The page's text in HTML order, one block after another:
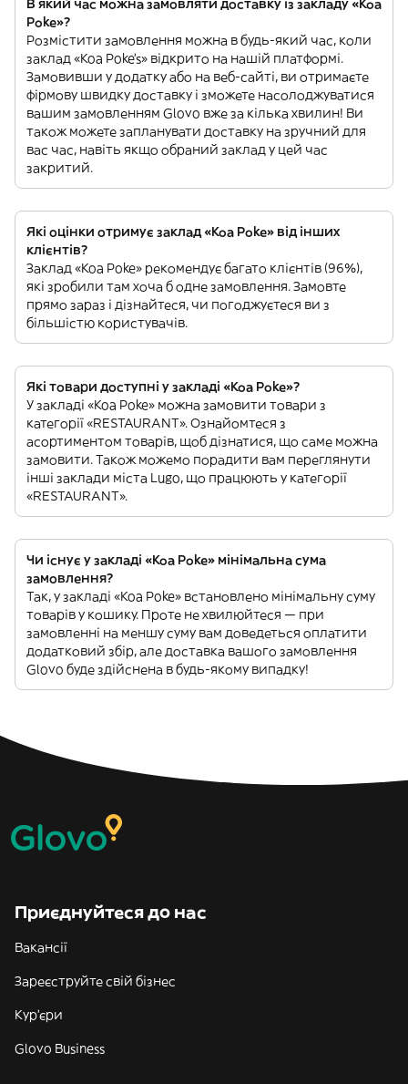
В який час можна замовляти доставку із закладу «Koa
Poke»?
Розмістити замовлення можна в будь-який час, коли
заклад «Koa Poke’s» відкрито на нашій платформі.
Замовивши у додатку або на веб-сайті, ви отримаєте
фірмову швидку доставку і зможете насолоджуватися
вашим замовленням Glovo вже за кілька хвилин! Ви
також можете запланувати доставку на зручний для
вас час, навіть якщо обраний заклад у цей час
закритий.
Які оцінки отримує заклад «Koa Poke» від інших
клієнтів?
Заклад «Koa Poke» рекомендує багато клієнтів (96%),
які зробили там хоча б одне замовлення. Замовте
прямо зараз і дізнайтеся, чи погоджуєтеся ви з
більшістю користувачів.
Які товари доступні у закладі «Koa Poke»?
У закладі «Koa Poke» можна замовити товари з
категорії «RESTAURANT». Ознайомтеся з
асортиментом товарів, щоб дізнатися, що саме можна
замовити. Також можемо порадити вам переглянути
інші заклади міста Lugo, що працюють у категорії
«RESTAURANT».
Чи існує у закладі «Koa Poke» мінімальна сума
замовлення?
Так, у закладі «Koa Poke» встановлено мінімальну суму
товарів у кошику. Проте не хвилюйтеся — при
замовленні на меншу суму вам доведеться оплатити
додатковий збір, але доставка вашого замовлення
Glovo буде здійснена в будь-якому випадку!
Приєднуйтеся до нас
Вакансії
Зареєструйте свій бізнес
Кур'єри
Glovo Business